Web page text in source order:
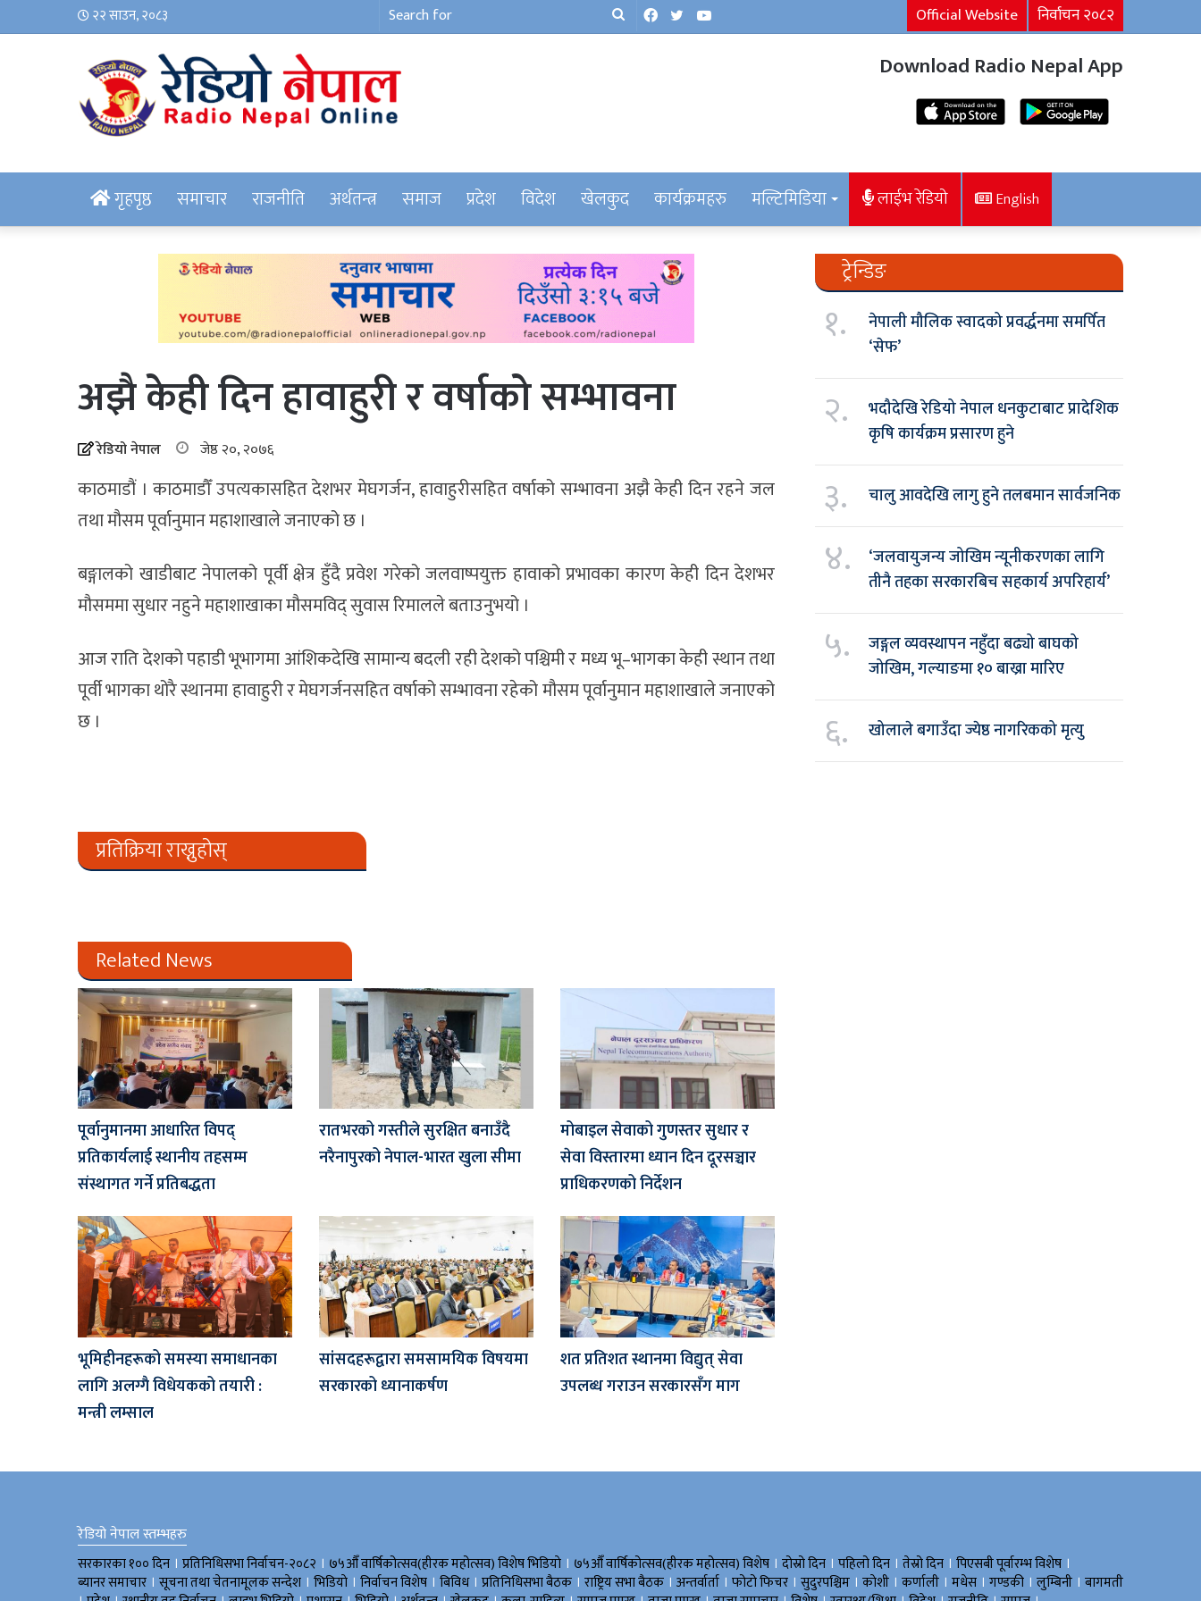
२२ साउन, २०८३
SearchFacebook
TwitterYouTube Official Website निर्वाचन २०८२
Download Radio Nepal App
गृहपृष्ठ समाचार राजनीति अर्थतन्त्र समाज प्रदेश विदेश खेलकुद कार्यक्रमहरु मल्टिमिडिया लाईभ रेडियो English
अझै केही दिन हावाहुरी र वर्षाको सम्भावना
रेडियो नेपाल जेष्ठ २०, २०७६
काठमाडौं । काठमाडौँ उपत्यकासहित देशभर मेघगर्जन, हावाहुरीसहित वर्षाको सम्भावना अझै केही दिन रहने जल
तथा मौसम पूर्वानुमान महाशाखाले जनाएको छ ।
बङ्गालको खाडीबाट नेपालको पूर्वी क्षेत्र हुँदै प्रवेश गरेको जलवाष्पयुक्त हावाको प्रभावका कारण केही दिन देशभर
मौसममा सुधार नहुने महाशाखाका मौसमविद् सुवास रिमालले बताउनुभयो ।
आज राति देशको पहाडी भूभागमा आंशिकदेखि सामान्य बदली रही देशको पश्चिमी र मध्य भू–भागका केही स्थान तथा
पूर्वी भागका थोरै स्थानमा हावाहुरी र मेघगर्जनसहित वर्षाको सम्भावना रहेको मौसम पूर्वानुमान महाशाखाले जनाएको
छ ।
प्रतिक्रिया राख्नुहोस्
Related News
पूर्वानुमानमा आधारित विपद्
प्रतिकार्यलाई स्थानीय तहसम्म
संस्थागत गर्ने प्रतिबद्धता
रातभरको गस्तीले सुरक्षित बनाउँदै
नरैनापुरको नेपाल-भारत खुला सीमा
मोबाइल सेवाको गुणस्तर सुधार र
सेवा विस्तारमा ध्यान दिन दूरसञ्चार
प्राधिकरणको निर्देशन
भूमिहीनहरूको समस्या समाधानका
लागि अलग्गै विधेयकको तयारी :
मन्त्री लम्साल
सांसदहरूद्वारा समसामयिक विषयमा
सरकारको ध्यानाकर्षण
शत प्रतिशत स्थानमा विद्युत् सेवा
उपलब्ध गराउन सरकारसँग माग
ट्रेन्डिङ
१.
नेपाली मौलिक स्वादको प्रवर्द्धनमा समर्पित
‘सेफ’
२.
भदौदेखि रेडियो नेपाल धनकुटाबाट प्रादेशिक
कृषि कार्यक्रम प्रसारण हुने
३. चालु आवदेखि लागु हुने तलबमान सार्वजनिक
४.
‘जलवायुजन्य जोखिम न्यूनीकरणका लागि
तीनै तहका सरकारबिच सहकार्य अपरिहार्य’
५.
जङ्गल व्यवस्थापन नहुँदा बढ्यो बाघको
जोखिम, गल्याङमा १० बाख्रा मारिए
६. खोलाले बगाउँदा ज्येष्ठ नागरिकको मृत्यु
रेडियो नेपाल स्तम्भहरु
सरकारका १०० दिन । प्रतिनिधिसभा निर्वाचन-२०८२ । ७५औँ वार्षिकोत्सव(हीरक महोत्सव) विशेष भिडियाे । ७५औँ वार्षिकोत्सव(हीरक महोत्सव) विशेष । दोस्रो दिन । पहिलो दिन । तेस्रो दिन । पिएसबी पूर्वारम्भ विशेष ।
ब्यानर समाचार । सूचना तथा चेतनामूलक सन्देश । भिडियाे । निर्वाचन विशेष । बिविध। प्रतिनिधिसभा बैठक । राष्ट्रिय सभा बैठक । अन्तर्वार्ता । फोटो फिचर । सुदुरपश्चिम । काेशी । कर्णाली । मधेस । गण्डकी । लुम्बिनी । बागमती